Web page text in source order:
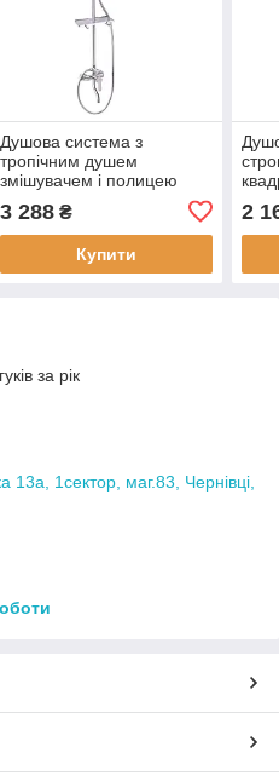
Душова система з
тропічним душем
змішувачем і полицею
1005
3 288₴
Купити
2
за рік
13а, 1сектор, маг.83, Чернівці,